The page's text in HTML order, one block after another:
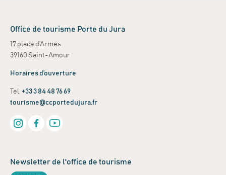
Office de tourisme Porte du Jura
17 place d’Armes
39160 Saint-Amour
Horaires d’ouverture
Tel. +33 3 84 48 76 69
tourisme@ccportedujura.fr
Newsletter de l'office de tourisme